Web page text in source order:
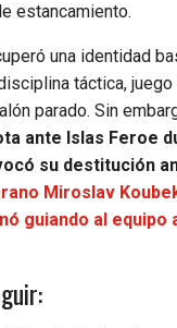
estancamiento.
una identidad
táctica,
parado. Sin
ante Islas Feroe
su destitución
Miroslav
guiando al equipo